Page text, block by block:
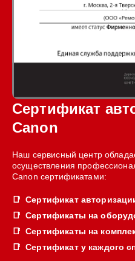
Сертификат
Canon
Наш сервисный центр
осуществления
Canon сертификатами:
Сертификат
Сертификаты на
Сертификаты на
Сертификат у каждого